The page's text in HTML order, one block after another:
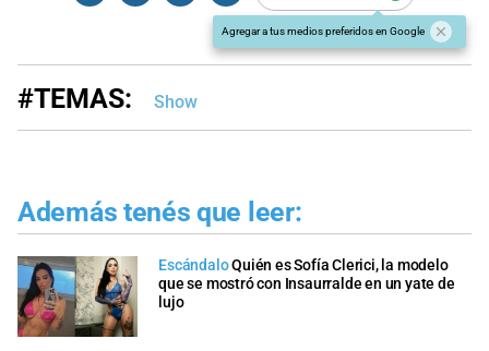
Agregar a tus medios preferidos en Google
#TEMAS: Show
Además tenés que leer:
EscándaloQuién es Sofía Clerici, la modelo
que se mostró con Insaurralde en un yate de
lujo